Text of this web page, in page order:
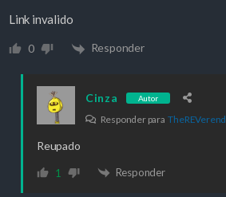
Link invalido
0 Responder
Cinza Autor
Responder paraTheREVerend
Reupado
1 Responder